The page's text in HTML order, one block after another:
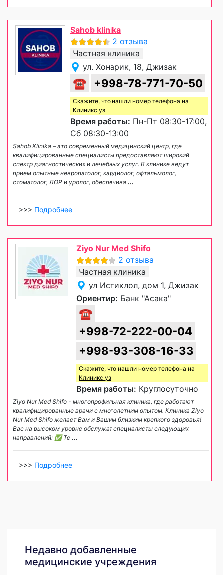
Sahob klinika
2 отзыва
Частная клиника
ул. Хонарик, 18, Джизак
☎ +998-78-771-70-50
Скажите, что нашли номер телефона на
Клиникс уз
Время работы: Пн-Пт 08:30-17:00,
Сб 08:30-13:00
Sahob Klinika – это современный медицинский центр, где
квалифицированные специалисты предоставляют широкий
спектр диагностических и лечебных услуг. В клинике ведут
прием опытные невропатолог, кардиолог, офтальмолог,
стоматолог, ЛОР и уролог, обеспечива ...
>>> Подробнее
Ziyo Nur Med Shifo
2 отзыва
Частная клиника
ул Истиклол, дом 1, Джизак
Ориентир: Банк "Асака"
☎
+998-72-222-00-04
+998-93-308-16-33
Скажите, что нашли номер телефона на
Клиникс уз
Время работы: Круглосуточно
Ziyo Nur Med Shifo - многопрофильная клиника, где работают
квалифицированные врачи с многолетним опытом. Клиника Ziyo
Nur Med Shifo желает Вам и Вашим близким крепкого здоровья!
Вас на высоком уровне обслужат специалисты следующих
направлений: ✅ Те ...
>>> Подробнее
Недавно добавленные
медицинские учреждения